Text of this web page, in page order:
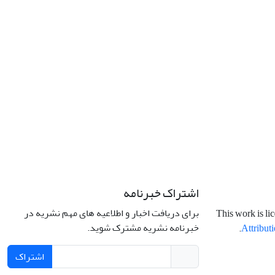
This work is
.
اشتراک خبرنامه
برای دریافت اخبار و اطلاعیه های مهم نشریه در
خبرنامه نشریه مشترک شوید.
اشتراک